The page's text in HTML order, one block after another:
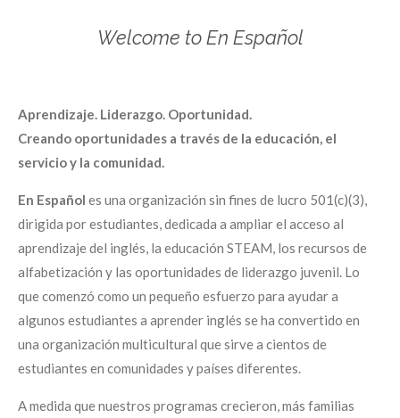
Welcome to En Español
Aprendizaje. Liderazgo. Oportunidad.
Creando oportunidades a través de la educación, el
servicio y la comunidad.
En Español es una organización sin fines de lucro 501(c)(3),
dirigida por estudiantes, dedicada a ampliar el acceso al
aprendizaje del inglés, la educación STEAM, los recursos de
alfabetización y las oportunidades de liderazgo juvenil. Lo
que comenzó como un pequeño esfuerzo para ayudar a
algunos estudiantes a aprender inglés se ha convertido en
una organización multicultural que sirve a cientos de
estudiantes en comunidades y países diferentes.
A medida que nuestros programas crecieron, más familias